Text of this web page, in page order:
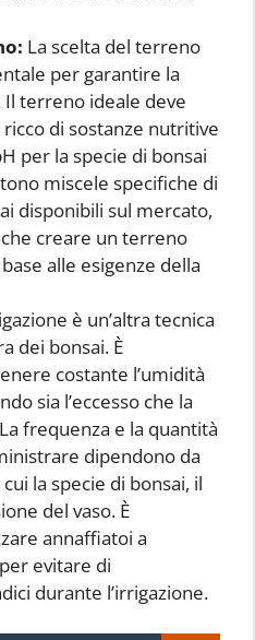
La scelta del terreno
per garantire la
Il terreno ideale deve
di sostanze nutritive
per la specie di bonsai
miscele specifiche di
disponibili sul mercato,
creare un terreno
alle esigenze della
è un’altra tecnica
dei bonsai. È
costante l’umidità
sia l’eccesso che la
frequenza e la quantità
dipendono da
la specie di bonsai, il
del vaso. È
annaffiatoi a
evitare di
durante l’irrigazione.